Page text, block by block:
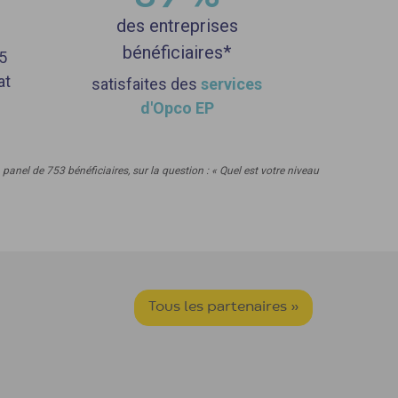
des entreprises
bénéficiaires*
satisfaites des services
d'Opco EP
de 753 bénéficiaires, sur la question : « Quel est votre niveau
Tous les partenaires »